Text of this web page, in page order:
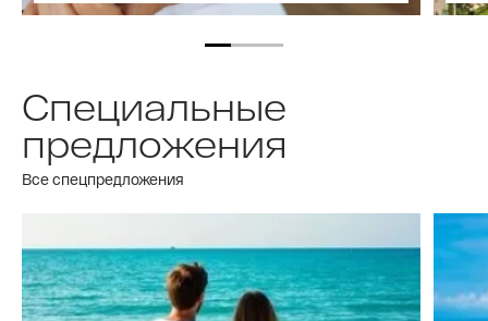
Специальные
предложения
Все спецпредложения